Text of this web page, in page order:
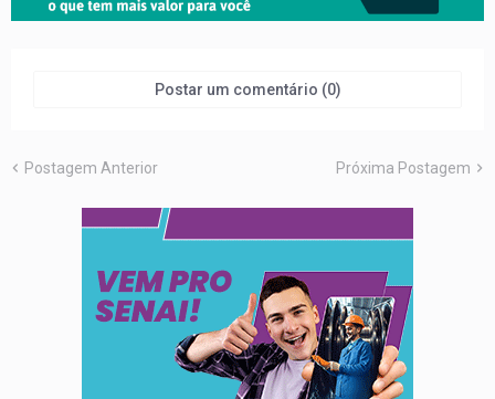
Postar um comentário (0)
Postagem Anterior Próxima Postagem